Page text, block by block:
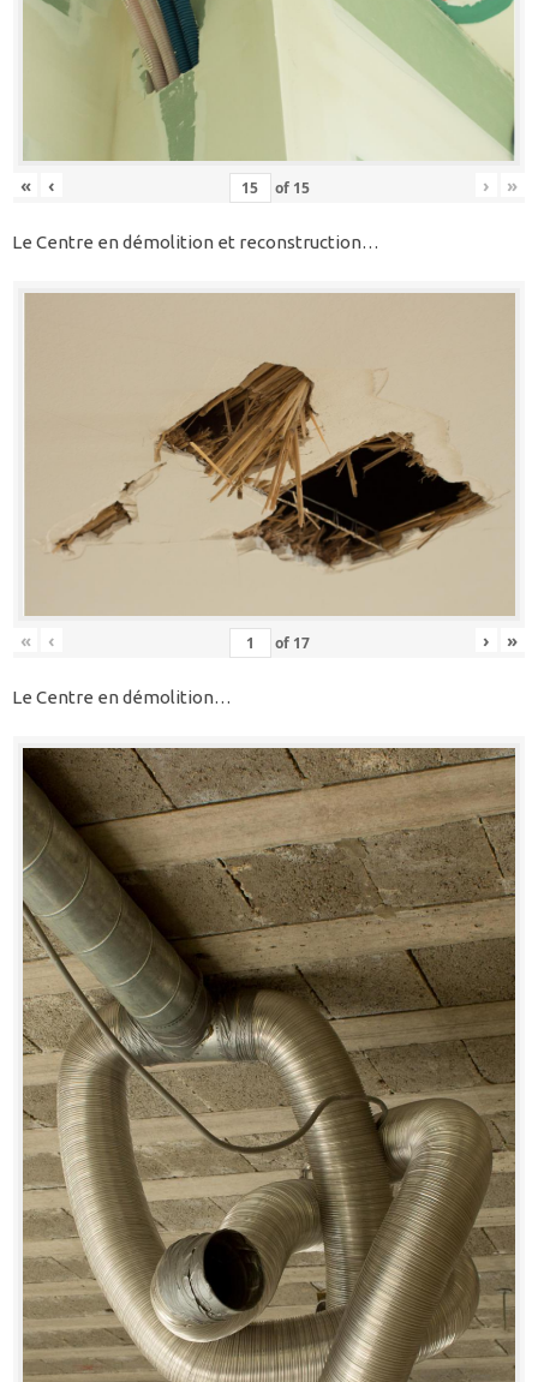
« ‹ of 15 › »
Le Centre en démolition et reconstruction…
« ‹ of 17 › »
Le Centre en démolition…